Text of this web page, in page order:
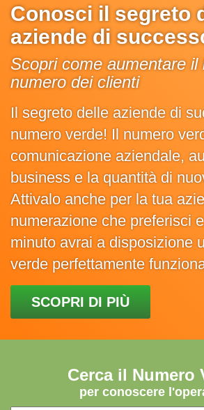
Conosci il segreto
aziende di
Scopri come aumentare il
numero dei clienti
Il segreto delle aziende di
numero verde! Il numero
comunicazione aziendale,
business e la quantità di
Attivalo anche per la tua
numerazione che preferisci
minuto avrai a disposizione
verde perfettamente
SCOPRI DI PIÙ
Cerca il Numero
per conoscere